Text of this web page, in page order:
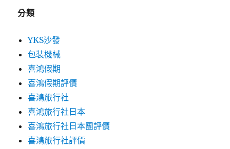
分類
YKS沙發
包裝機械
喜鴻假期
喜鴻假期評價
喜鴻旅行社
喜鴻旅行社日本
喜鴻旅行社日本團評價
喜鴻旅行社評價